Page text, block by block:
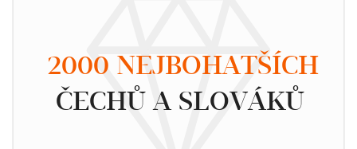
2000 NEJBOHATŠÍCH
ČECHŮ A SLOVÁKŮ